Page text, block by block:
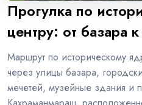
Прогулка по
центру: от базара
Маршрут по историческому
через улицы базара,
мечетей, музейные здания и